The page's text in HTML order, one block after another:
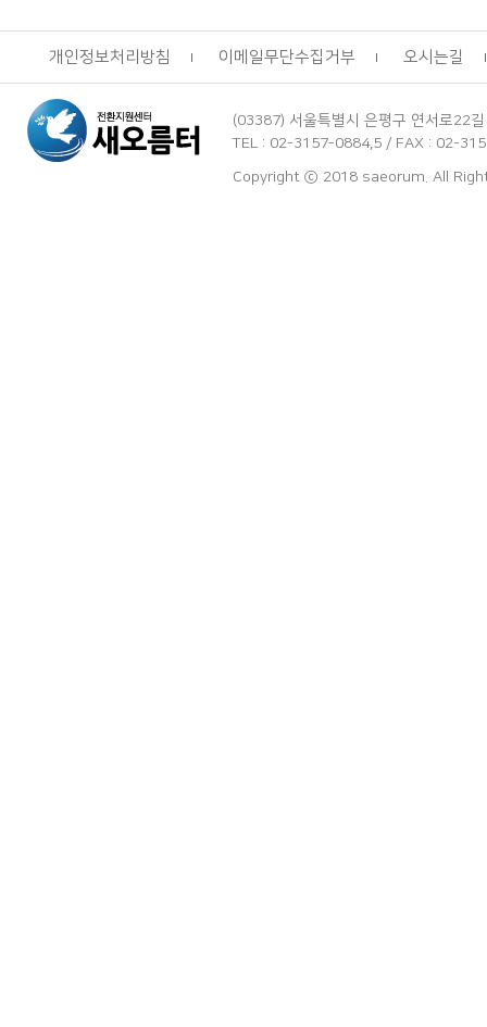
개인정보처리방침 이메일무단수집거부 오시는길
(03387) 서울특별시 은평구 연서로22
TEL : 02-3157-0884,5 / FAX : 02-
Copyright ⓒ 2018 saeorum. All